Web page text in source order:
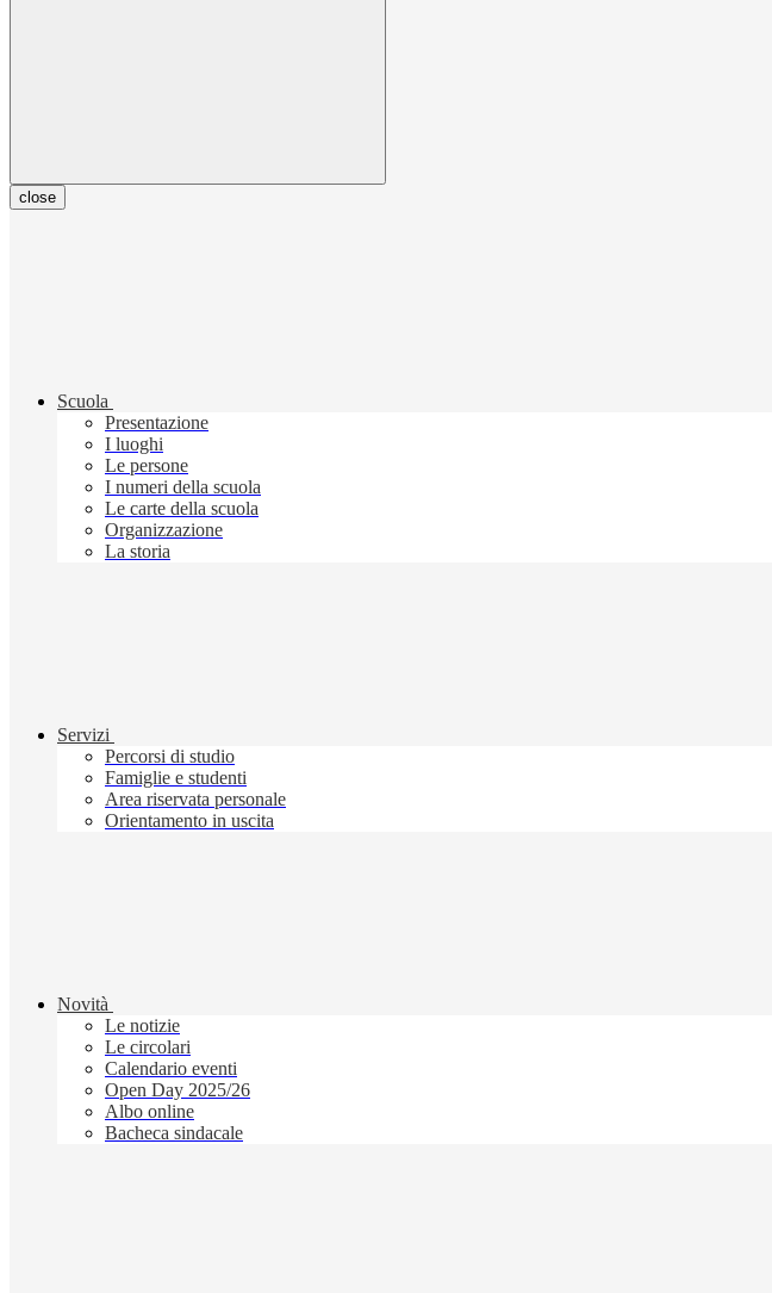
close
Scuola
Presentazione
I luoghi
Le persone
I numeri della scuola
Le carte della scuola
Organizzazione
La storia
Servizi
Percorsi di studio
Famiglie e studenti
Area riservata personale
Orientamento in uscita
Novità
Le notizie
Le circolari
Calendario eventi
Open Day 2025/26
Albo online
Bacheca sindacale